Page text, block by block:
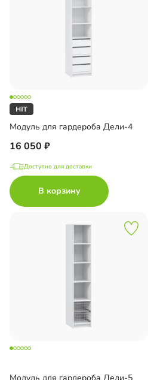
Модуль для гардероба Дели-4
16 050
Доступно для доставки
В корзину